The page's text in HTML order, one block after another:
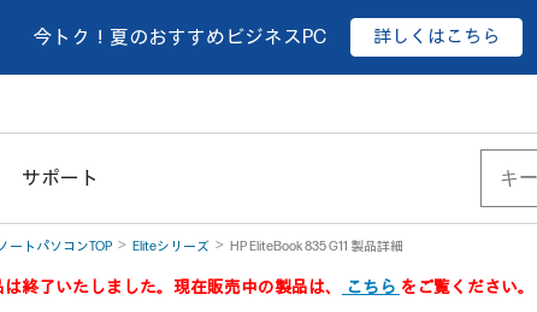
今トク！夏のおすすめビジネスPC 詳しくはこちら
サポート
ートパソコンTOP Eliteシリーズ HP EliteBook 835 G11 製品詳細
終了いたしました。現在販売中の製品は、 こちら をご覧ください。